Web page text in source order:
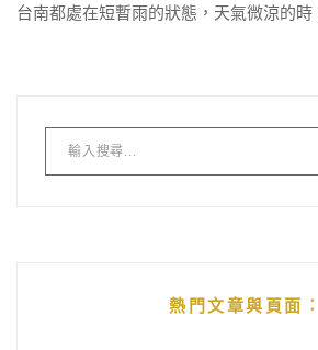
台南都處在短暫雨的狀態，天氣微涼的
熱門文章與頁面︰